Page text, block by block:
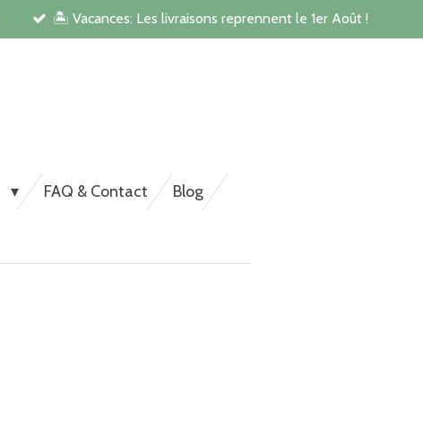
🏝️ Vacances: Les livraisons reprennent le 1er Août !
FAQ & Contact Blog